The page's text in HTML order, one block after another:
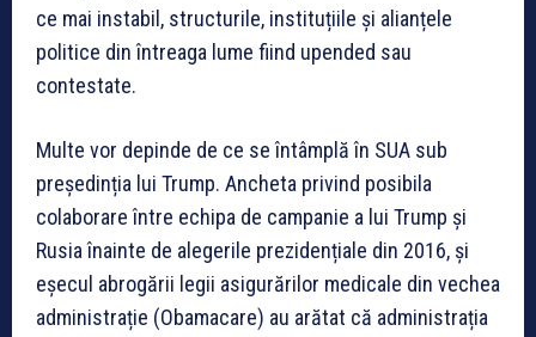
ce mai instabil, structurile, instituțiile și alianțele
politice din întreaga lume fiind upended sau
contestate.
Multe vor depinde de ce se întâmplă în SUA sub
președinția lui Trump. Ancheta privind posibila
colaborare între echipa de campanie a lui Trump și
Rusia înainte de alegerile prezidențiale din 2016, și
eșecul abrogării legii asigurărilor medicale din vechea
administrație (Obamacare) au arătat că administrația